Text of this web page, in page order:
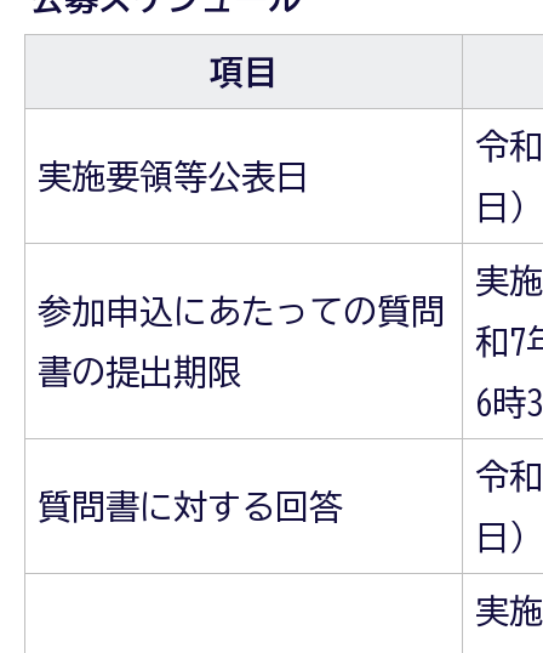
項目
実施要領等公表日
令
日）
参加申込にあたっての質問
書の提出期限
実
和7
6時
質問書に対する回答
令
日
実